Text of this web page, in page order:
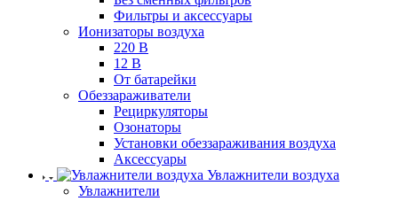
Фильтры и аксессуары
Ионизаторы воздуха
220 В
12 В
От батарейки
Обеззараживатели
Рециркуляторы
Озонаторы
Установки обеззараживания воздуха
Аксессуары
Увлажнители воздуха
Увлажнители